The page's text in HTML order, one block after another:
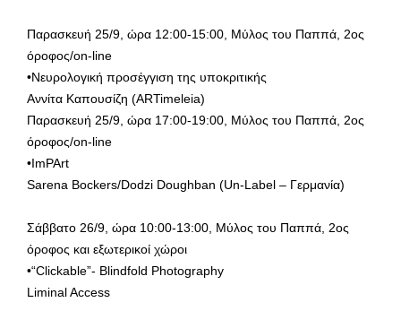
Παρασκευή 25/9, ώρα 12:00-15:00, Μύλος του Παππά, 2ος
όροφος/on-line
•Νευρολογική προσέγγιση της υποκριτικής
Αννίτα Καπουσίζη (ΑRTimeleia)
Παρασκευή 25/9, ώρα 17:00-19:00, Μύλος του Παππά, 2ος
όροφος/on-line
•ImPArt
Sarena Bockers/Dodzi Doughban (Un-Label – Γερμανία)
Σάββατο 26/9, ώρα 10:00-13:00, Μύλος του Παππά, 2ος
όροφος και εξωτερικοί χώροι
•“Clickable”- Blindfold Photography
Liminal Access